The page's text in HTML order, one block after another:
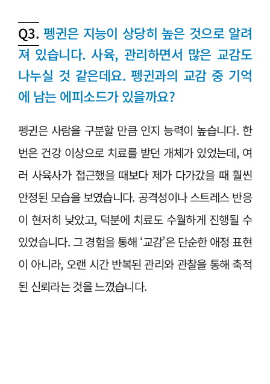
Q3. 펭귄은 지능이 상당히 높은 것으로 알려
져 있습니다. 사육, 관리하면서 많은 교감도
나누실 것 같은데요. 펭귄과의 교감 중 기억
에 남는 에피소드가 있을까요?
펭귄은 사람을 구분할 만큼 인지 능력이 높습니다. 한
번은 건강 이상으로 치료를 받던 개체가 있었는데, 여
러 사육사가 접근했을 때보다 제가 다가갔을 때 훨씬
안정된 모습을 보였습니다. 공격성이나 스트레스 반응
이 현저히 낮았고, 덕분에 치료도 수월하게 진행될 수
있었습니다. 그 경험을 통해 ‘교감’은 단순한 애정 표현
이 아니라, 오랜 시간 반복된 관리와 관찰을 통해 축적
된 신뢰라는 것을 느꼈습니다.